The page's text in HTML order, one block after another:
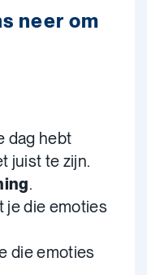
neer om
dag hebt
juist te zijn.
.
je die emoties
die emoties